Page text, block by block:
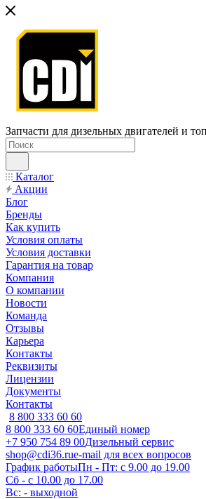
Запчасти для дизельных двигателей и
Каталог
Акции
Блог
Бренды
Как купить
Условия оплаты
Условия доставки
Гарантия на товар
Компания
О компании
Новости
Команда
Отзывы
Карьера
Контакты
Реквизиты
Лицензии
Документы
Контакты
8 800 333 60 60
8 800 333 60 60Единый номер
+7 950 754 89 00Дизельный сервис
shop@cdi36.rue-mail для всех вопросов
График работыПн - Пт: с 9.00 до 19.00
Сб - с 10.00 до 17.00
Вс: - выходной